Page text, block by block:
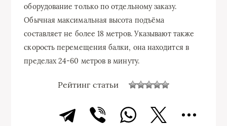
оборудование только по отдельному заказу.
Обычная максимальная высота подъёма
составляет не более 18 метров. Указывают также
скорость перемещения балки, она находится в
пределах 24-60 метров в минуту.
Рейтинг статьи